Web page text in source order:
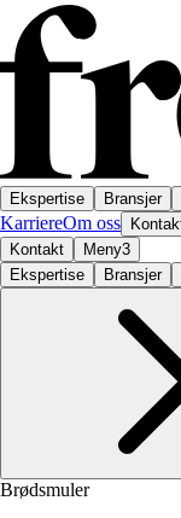
Ekspertise Bransjer
KarriereOm oss
Kontakt
Meny3
Ekspertise
Bransjer
Brødsmuler